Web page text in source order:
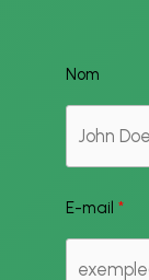
Nom
E-mail